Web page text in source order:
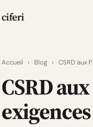
ciferi
Accueil › Blog › CSRD aux
CSRD
exigences